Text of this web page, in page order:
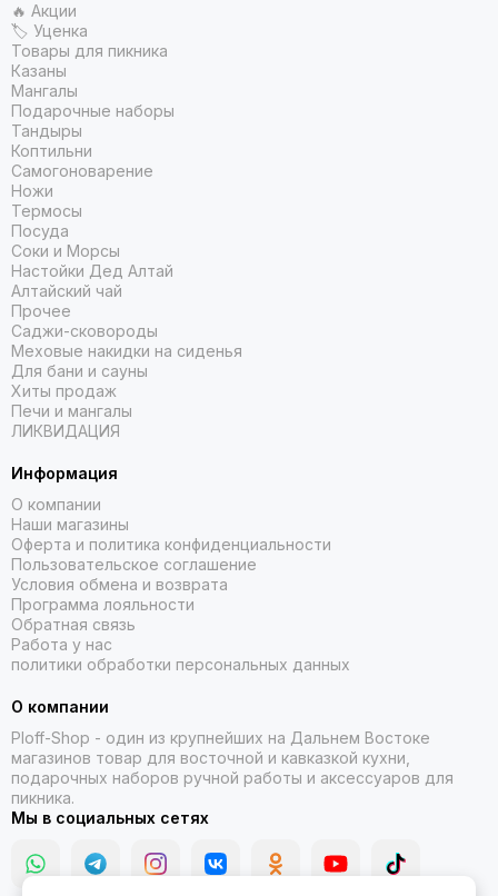
🔥 Акции
🏷 Уценка
Товары для пикника
Казаны
Мангалы
Подарочные наборы
Тандыры
Коптильни
Самогоноварение
Ножи
Термосы
Посуда
Соки и Морсы
Настойки Дед Алтай
Алтайский чай
Прочее
Саджи-сковороды
Меховые накидки на сиденья
Для бани и сауны
Хиты продаж
Печи и мангалы
ЛИКВИДАЦИЯ
Информация
О компании
Наши магазины
Оферта и политика конфиденциальности
Пользовательское соглашение
Условия обмена и возврата
Программа лояльности
Обратная связь
Работа у нас
политики обработки персональных данных
О компании
Ploff-Shop - один из крупнейших на Дальнем Востоке
магазинов товар для восточной и кавказкой кухни,
подарочных наборов ручной работы и аксессуаров для
пикника.
Мы в социальных сетях